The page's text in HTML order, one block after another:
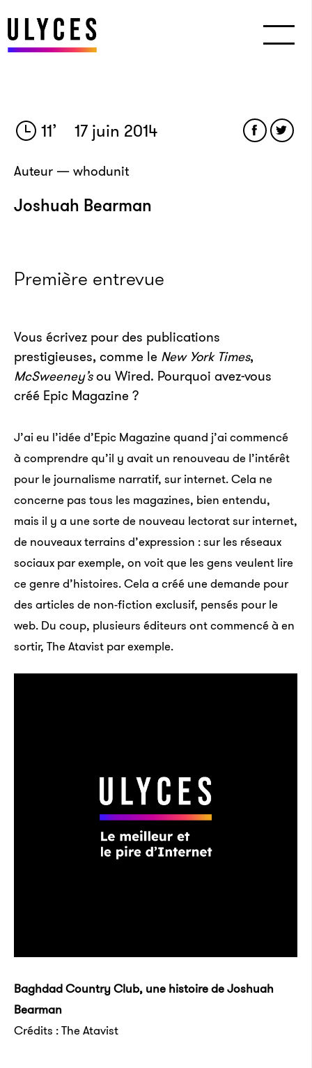
11’ 17 juin 2014
Auteur — whodunit
Joshuah Bearman
Première entrevue
Vous écrivez pour des publications
prestigieuses, comme le New York Times,
McSweeney’sou Wired. Pourquoi avez-vous
créé Epic Magazine ?
J’ai eu l’idée d’Epic Magazine quand j’ai commencé
à comprendre qu’il y avait un renouveau de l’intérêt
pour le journalisme narratif, sur internet. Cela ne
concerne pas tous les magazines, bien entendu,
mais il y a une sorte de nouveau lectorat sur internet,
de nouveaux terrains d’expression : sur les réseaux
sociaux par exemple, on voit que les gens veulent lire
ce genre d’histoires. Cela a créé une demande pour
des articles de non-fiction exclusif, pensés pour le
web. Du coup, plusieurs éditeurs ont commencé à en
sortir, The Atavist par exemple.
Baghdad Country Club, une histoire de Joshuah
Bearman
Crédits : The Atavist